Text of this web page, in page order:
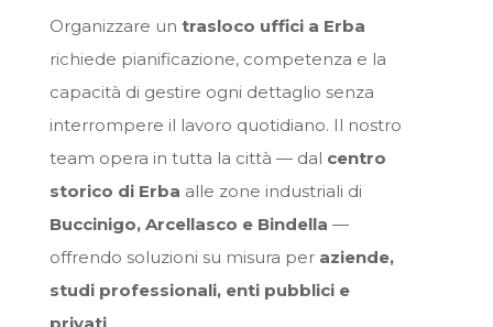
Organizzare un trasloco uffici a Erba
richiede pianificazione, competenza e la
capacità di gestire ogni dettaglio senza
interrompere il lavoro quotidiano. Il nostro
team opera in tutta la città — dal centro
storico di Erba alle zone industriali di
Buccinigo, Arcellasco e Bindella —
offrendo soluzioni su misura per aziende,
studi professionali, enti pubblici e